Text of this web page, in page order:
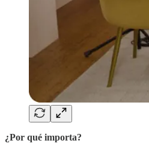
¿Por qué importa?